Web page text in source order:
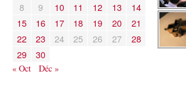
8
9 10 11 12 13
14
15
16 17 18 19 20
21
22
23 24 25 26 27
28
29
30
« Oct Déc »